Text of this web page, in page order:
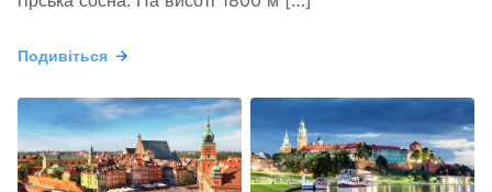
Подивіться